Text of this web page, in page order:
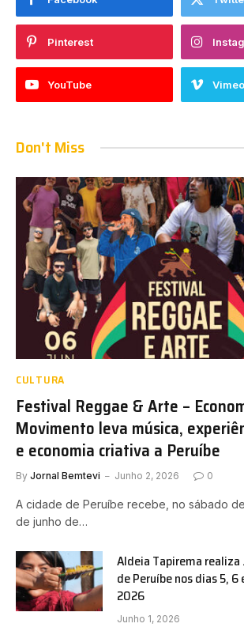
Pinterest
YouTube Vimeo
Don't Miss
CULTURA
Festival Reggae & Arte –
Movimento leva música,
e economia criativa a Peruíbe
By Jornal Bemtevi Junho 2, 2026 0
A cidade de Peruíbe recebe, no sábado
de junho de…
Aldeia Tapirema realiza
de Peruíbe nos dias 5, 6
2026
Junho 1, 2026